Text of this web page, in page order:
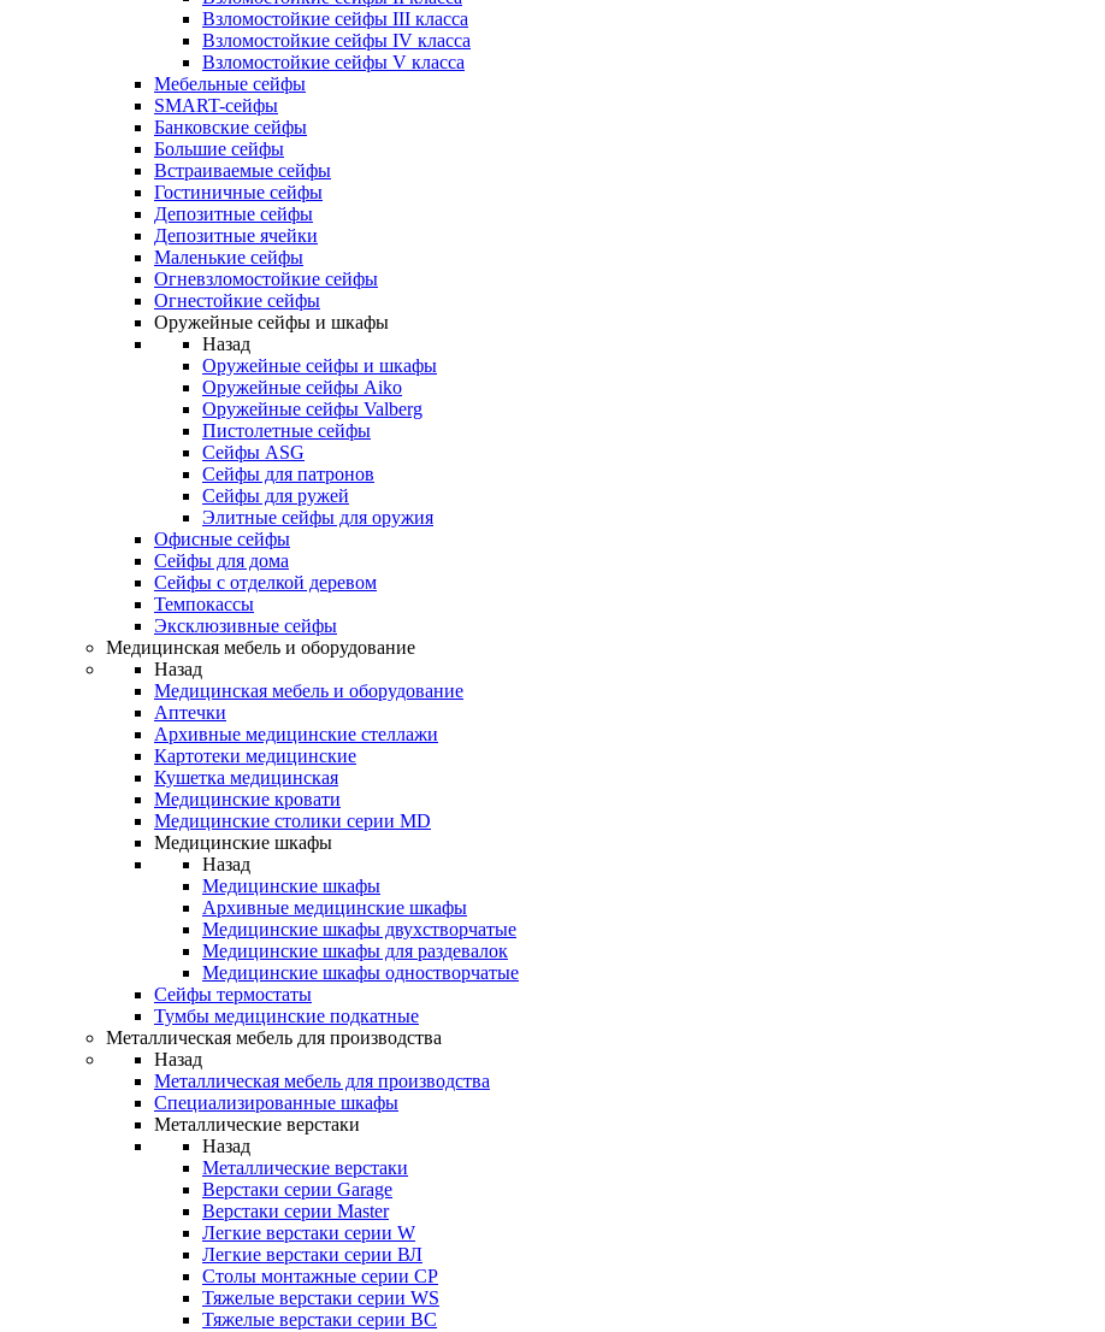
Взломостойкие сейфы III класса
Взломостойкие сейфы IV класса
Взломостойкие сейфы V класса
Мебельные сейфы
SMART-сейфы
Банковские сейфы
Большие сейфы
Встраиваемые сейфы
Гостиничные сейфы
Депозитные сейфы
Депозитные ячейки
Маленькие сейфы
Огневзломостойкие сейфы
Огнестойкие сейфы
Оружейные сейфы и шкафы
Назад
Оружейные сейфы и шкафы
Оружейные сейфы Aiko
Оружейные сейфы Valberg
Пистолетные сейфы
Сейфы ASG
Сейфы для патронов
Сейфы для ружей
Элитные сейфы для оружия
Офисные сейфы
Сейфы для дома
Сейфы с отделкой деревом
Темпокассы
Эксклюзивные сейфы
Медицинская мебель и оборудование
Назад
Медицинская мебель и оборудование
Аптечки
Архивные медицинские стеллажи
Картотеки медицинские
Кушетка медицинская
Медицинские кровати
Медицинские столики серии MD
Медицинские шкафы
Назад
Медицинские шкафы
Архивные медицинские шкафы
Медицинские шкафы двухстворчатые
Медицинские шкафы для раздевалок
Медицинские шкафы одностворчатые
Сейфы термостаты
Тумбы медицинские подкатные
Металлическая мебель для производства
Назад
Металлическая мебель для производства
Cпециализированные шкафы
Металлические верстаки
Назад
Металлические верстаки
Верстаки серии Garage
Верстаки серии Master
Легкие верстаки серии W
Легкие верстаки серии ВЛ
Столы монтажные серии СР
Тяжелые верстаки серии WS
Тяжелые верстаки серии ВС